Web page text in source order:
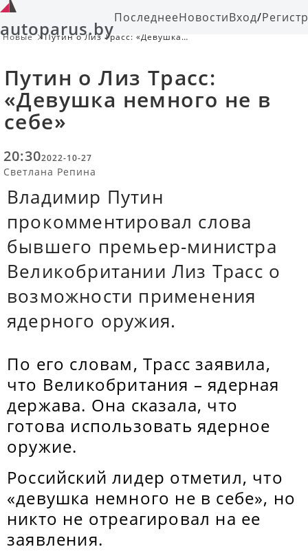
autoparus.byПоследнееНовостиВход/
Новые
Путин о Лиз Трасс: «Девушка
Путин о Лиз Трасс:
«Девушка немного не в
себе»
20:302022-10-27
Светлана Репина
Владимир Путин
прокомментировал слова
бывшего премьер-министра
Великобритании Лиз Трасс о
возможности применения
ядерного оружия.
По его словам, Трасс заявила,
что Великобритания – ядерная
держава. Она сказала, что
готова использовать ядерное
оружие.
Российский лидер отметил, что
«девушка немного не в себе», но
никто не отреагировал на ее
заявления.